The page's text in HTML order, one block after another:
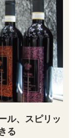
ル、スピリッ
る